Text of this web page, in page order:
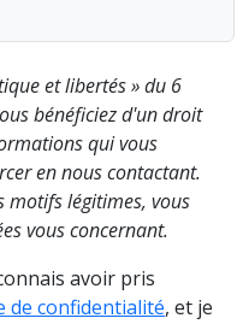
et libertés » du 6
bénéficiez d'un droit
qui vous
en nous contactant.
motifs légitimes, vous
vous concernant.
avoir pris
de confidentialité, et je